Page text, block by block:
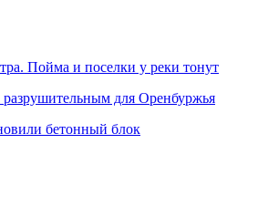
Пойма и поселки у реки тонут
для Оренбуржья
бетонный блок